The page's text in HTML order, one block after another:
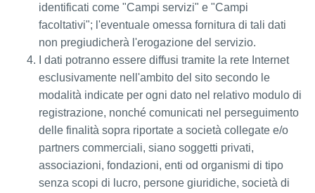
identificati come "Campi servizi" e "Campi
facoltativi"; l'eventuale omessa fornitura di tali dati
non pregiudicherà l'erogazione del servizio.
I dati potranno essere diffusi tramite la rete Internet
esclusivamente nell'ambito del sito secondo le
modalità indicate per ogni dato nel relativo modulo di
registrazione, nonché comunicati nel perseguimento
delle finalità sopra riportate a società collegate e/o
partners commerciali, siano soggetti privati,
associazioni, fondazioni, enti od organismi di tipo
senza scopi di lucro, persone giuridiche, società di